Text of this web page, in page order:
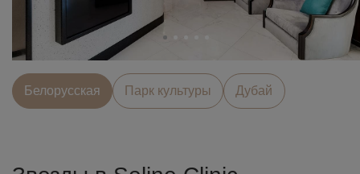
Белорусcкая Парк культуры Дубай